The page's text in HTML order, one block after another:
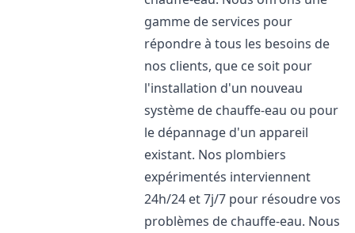
gamme de services pour
répondre à tous les besoins de
nos clients, que ce soit pour
l'installation d'un nouveau
système de chauffe-eau ou pour
le dépannage d'un appareil
existant. Nos plombiers
expérimentés interviennent
24h/24 et 7j/7 pour résoudre vos
problèmes de chauffe-eau. Nous